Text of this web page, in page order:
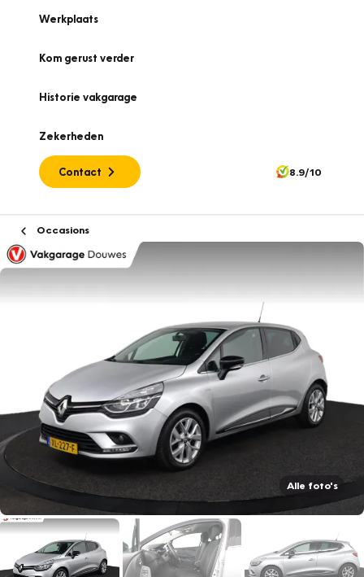
Werkplaats
Kom gerust verder
Historie vakgarage
Zekerheden
Contact 8.9/10
Occasions
Alle foto's